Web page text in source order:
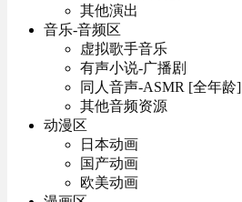
其他演出
音乐-音频区
虚拟歌手音乐
有声小说-广播剧
同人音声-ASMR [全年龄]
其他音频资源
动漫区
日本动画
国产动画
欧美动画